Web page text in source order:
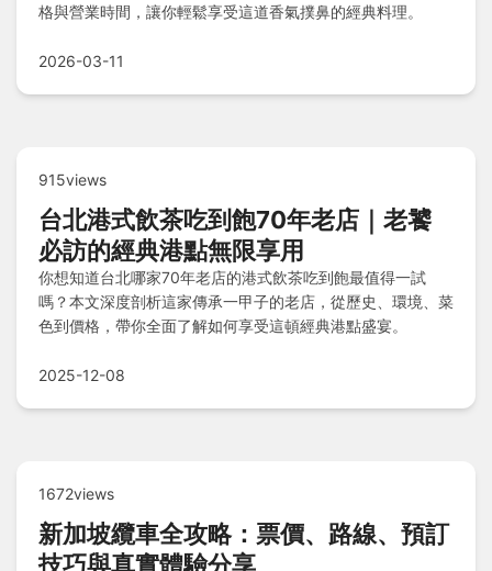
格與營業時間，讓你輕鬆享受這道香氣撲鼻的經典料理。
2026-03-11
915views
台北港式飲茶吃到飽70年老店｜老饕
必訪的經典港點無限享用
你想知道台北哪家70年老店的港式飲茶吃到飽最值得一試
嗎？本文深度剖析這家傳承一甲子的老店，從歷史、環境、菜
色到價格，帶你全面了解如何享受這頓經典港點盛宴。
2025-12-08
1672views
新加坡纜車全攻略：票價、路線、預訂
技巧與真實體驗分享